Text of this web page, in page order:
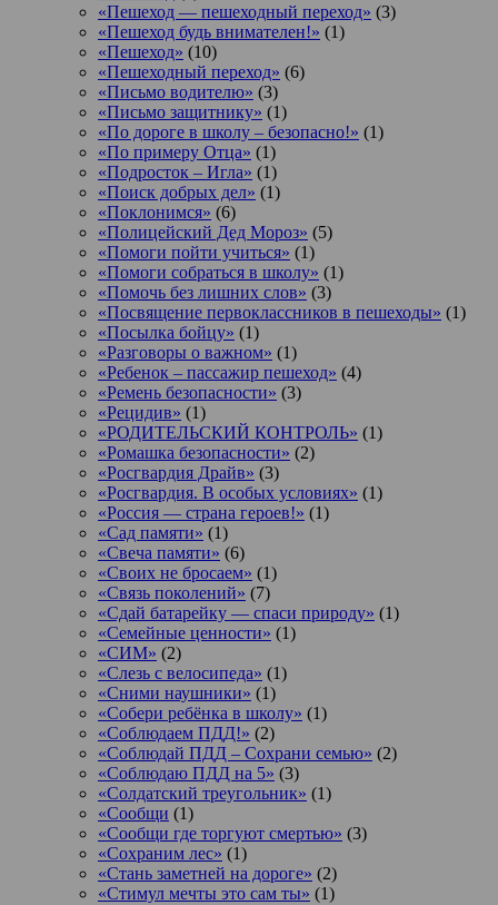
«Пешеход — пешеходный переход» (3)
«Пешеход будь внимателен!» (1)
«Пешеход» (10)
«Пешеходный переход» (6)
«Письмо водителю» (3)
«Письмо защитнику» (1)
«По дороге в школу – безопасно!» (1)
«По примеру Отца» (1)
«Подросток ‒ Игла» (1)
«Поиск добрых дел» (1)
«Поклонимся» (6)
«Полицейский Дед Мороз» (5)
«Помоги пойти учиться» (1)
«Помоги собраться в школу» (1)
«Помочь без лишних слов» (3)
«Посвящение первоклассников в пешеходы» (1)
«Посылка бойцу» (1)
«Разговоры о важном» (1)
«Ребенок – пассажир пешеход» (4)
«Ремень безопасности» (3)
«Рецидив» (1)
«РОДИТЕЛЬСКИЙ КОНТРОЛЬ» (1)
«Ромашка безопасности» (2)
«Росгвардия Драйв» (3)
«Росгвардия. В особых условиях» (1)
«Россия — страна героев!» (1)
«Сад памяти» (1)
«Свеча памяти» (6)
«Своих не бросаем» (1)
«Связь поколений» (7)
«Сдай батарейку — спаси природу» (1)
«Семейные ценности» (1)
«СИМ» (2)
«Слезь с велосипеда» (1)
«Сними наушники» (1)
«Собери ребёнка в школу» (1)
«Соблюдаем ПДД!» (2)
«Соблюдай ПДД – Сохрани семью» (2)
«Соблюдаю ПДД на 5» (3)
«Солдатский треугольник» (1)
«Сообщи (1)
«Сообщи где торгуют смертью» (3)
«Сохраним лес» (1)
«Стань заметней на дороге» (2)
«Стимул мечты это сам ты» (1)